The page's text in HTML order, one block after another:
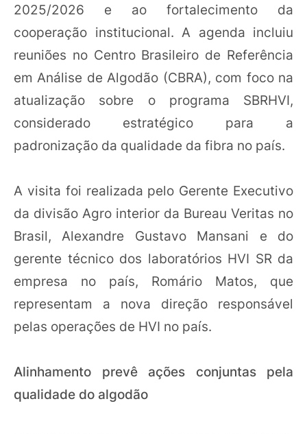
2025/2026 e ao fortalecimento da
cooperação institucional. A agenda incluiu
reuniões no Centro Brasileiro de Referência
em Análise de Algodão (CBRA), com foco na
atualização sobre o programa SBRHVI,
considerado estratégico para a
padronização da qualidade da fibra no país.
A visita foi realizada pelo Gerente Executivo
da divisão Agro interior da Bureau Veritas no
Brasil, Alexandre Gustavo Mansani e do
gerente técnico dos laboratórios HVI SR da
empresa no país, Romário Matos, que
representam a nova direção responsável
pelas operações de HVI no país.
Alinhamento prevê ações conjuntas pela
qualidade do algodão